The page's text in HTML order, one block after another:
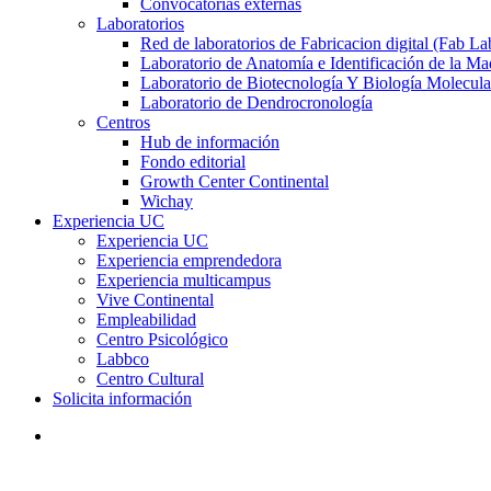
Convocatorias externas
Laboratorios
Red de laboratorios de Fabricacion digital (Fab
Laboratorio de Anatomía e Identificación de la
Laboratorio de Biotecnología Y Biología
Laboratorio de Dendrocronología
Centros
Hub de información
Fondo editorial
Growth Center Continental
Wichay
Experiencia UC
Experiencia UC
Experiencia emprendedora
Experiencia multicampus
Vive Continental
Empleabilidad
Centro Psicológico
Labbco
Centro Cultural
Solicita información